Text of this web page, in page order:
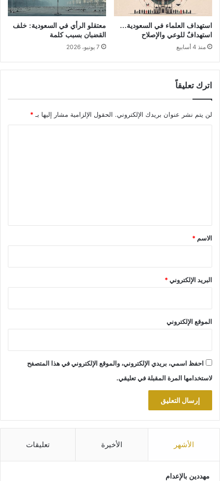
استهداف العلماء في السعودية…
استهدافٌ للوعي والإصلاح
منذ 4 أسابيع
معتقلو الرأي في السعودية: خلف
القضبان بسبب كلمة
7 يونيو، 2026
اترك تعليقاً
لن يتم نشر عنوان بريدك الإلكتروني. الحقول الإلزامية مشار إليها بـ*
*
الاسم *
البريد الإلكتروني*
الموقع الإلكتروني
احفظ اسمي، بريدي الإلكتروني، والموقع الإلكتروني في هذا المتصفح
لاستخدامها المرة المقبلة في تعليقي.
الأشهر الأخيرة تعليقات
مهددين بالإعدام